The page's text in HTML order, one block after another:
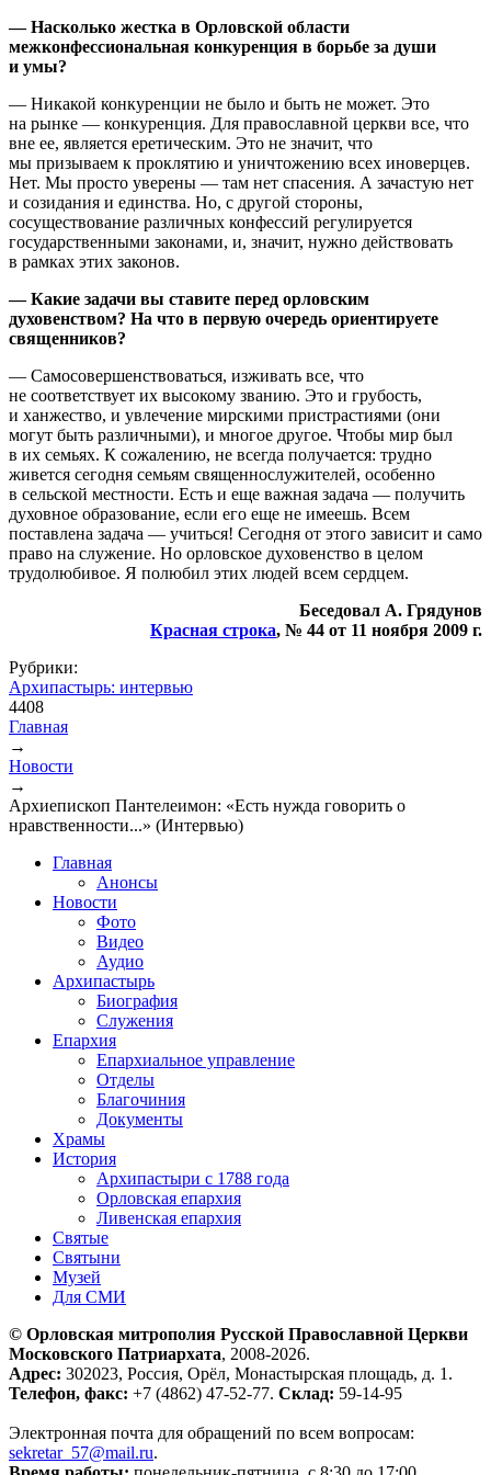
— Насколько жестка в Орловской области
межконфессиональная конкуренция в борьбе за души
и умы?
— Никакой конкуренции не было и быть не может. Это
на рынке — конкуренция. Для православной церкви все, что
вне ее, является еретическим. Это не значит, что
мы призываем к проклятию и уничтожению всех иноверцев.
Нет. Мы просто уверены — там нет спасения. А зачастую нет
и созидания и единства. Но, с другой стороны,
сосуществование различных конфессий регулируется
государственными законами, и, значит, нужно действовать
в рамках этих законов.
— Какие задачи вы ставите перед орловским
духовенством? На что в первую очередь ориентируете
священников?
— Самосовершенствоваться, изживать все, что
не соответствует их высокому званию. Это и грубость,
и ханжество, и увлечение мирскими пристрастиями (они
могут быть различными), и многое другое. Чтобы мир был
в их семьях. К сожалению, не всегда получается: трудно
живется сегодня семьям священнослужителей, особенно
в сельской местности. Есть и еще важная задача — получить
духовное образование, если его еще не имеешь. Всем
поставлена задача — учиться! Сегодня от этого зависит и само
право на служение. Но орловское духовенство в целом
трудолюбивое. Я полюбил этих людей всем сердцем.
Беседовал А. Грядунов
Красная строка(внешняя ссылка)
, № 44 от 11 ноября 2009 г.
Рубрики:
Архипастырь: интервью
4408
Вы здесь
Главная
→
Новости
→
Архиепископ Пантелеимон: «Есть нужда говорить о
нравственности...» (Интервью)
Главная
Анонсы
Новости
Фото
Видео
Аудио
Архипастырь
Биография
Служения
Епархия
Епархиальное управление
Отделы
Благочиния
Документы
Храмы
История
Архипастыри с 1788 года
Орловская епархия
Ливенская епархия
Святые
Святыни
Музей
Для СМИ
© Орловская митрополия Русской Православной Церкви
Московского Патриархата, 2008-2026.
Адрес: 302023, Россия, Орёл, Монастырская площадь, д. 1.
Телефон, факс: +7 (4862) 47-52-77. Склад: 59-14-95
Электронная почта для обращений по всем вопросам:
sekretar_57@mail.ru(ссылка для отправки email)
.